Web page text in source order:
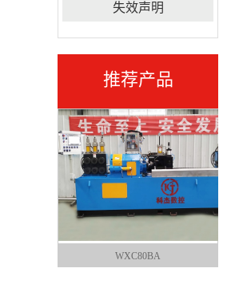
失效声明
推荐产品
WXC80BA